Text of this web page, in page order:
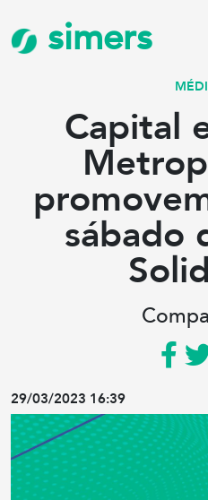
simers
Capital
sábado
29/03/2023 16:39